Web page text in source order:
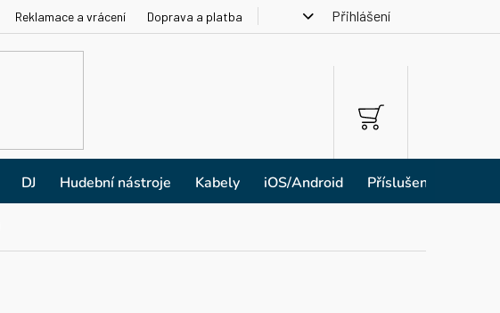
Reklamace a vrácení Doprava a platba Přihlášení
NÁKUPNÍ
KOŠÍK
DJ Hudební nástroje Kabely iOS/Android Příslušenství